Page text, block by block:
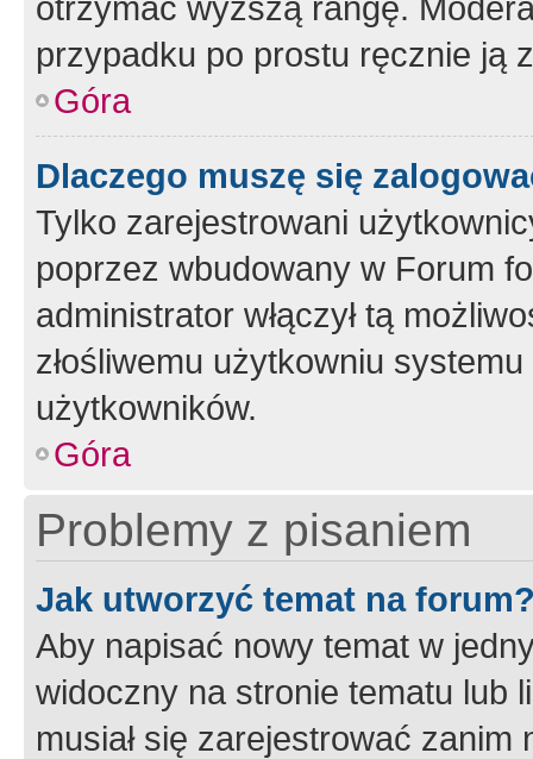
przypadku po prostu ręcznie ją
Góra
Dlaczego muszę się
Tylko zarejestrowani
poprzez wbudowany w Forum
administrator włączył tą
złośliwemu użytkowniu
użytkowników.
Góra
Problemy z pisaniem
Jak utworzyć temat na
Aby napisać nowy temat w
widoczny na stronie tematu lub
musiał się zarejestrować